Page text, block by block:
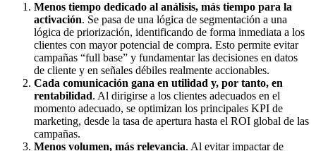
Menos tiempo dedicado al análisis, más tiempo para la
activación. Se pasa de una lógica de segmentación a una
lógica de priorización, identificando de forma inmediata a los
clientes con mayor potencial de compra. Esto permite evitar
campañas “full base” y fundamentar las decisiones en datos
de cliente y en señales débiles realmente accionables.
Cada comunicación gana en utilidad y, por tanto, en
rentabilidad. Al dirigirse a los clientes adecuados en el
momento adecuado, se optimizan los principales KPI de
marketing, desde la tasa de apertura hasta el ROI global de las
campañas.
Menos volumen, más relevancia. Al evitar impactar de